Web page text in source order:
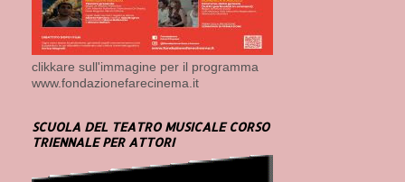
clikkare sull'immagine per il programma
www.fondazionefarecinema.it
SCUOLA DEL TEATRO MUSICALE CORSO
TRIENNALE PER ATTORI